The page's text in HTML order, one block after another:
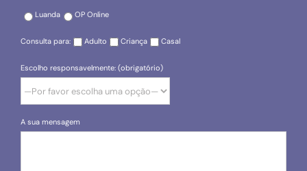
Luanda OP Online
Consulta para: Adulto Criança Casal
Escolho responsavelmente: (obrigatório)
A sua mensagem